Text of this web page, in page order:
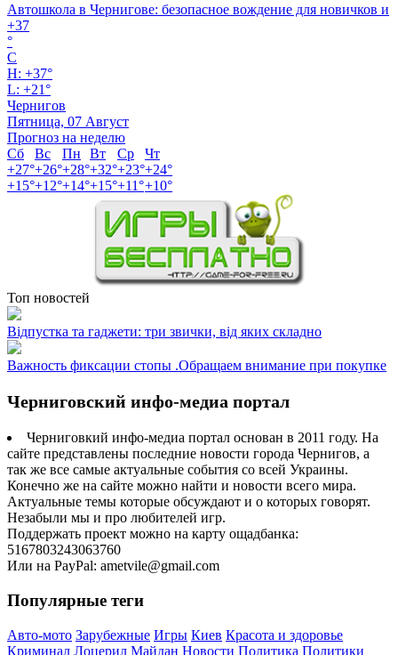
Автошкола в Чернигове: безопасное вождение для новичков и
+37
°
C
H: +37°
L: +21°
Чернигов
Пятница, 07 Август
Прогноз на неделю
Сб
Вс Пн Вт Ср
Чт
+27°+26°+28°+32°+23°+24°
+15°+12°+14°+15°+11°+10°
Топ новостей
Відпустка та гаджети: три звички, від яких складно
Важность фиксации стопы .Обращаем внимание при покупке
Черниговский инфо-медиа портал
Черниговкий инфо-медиа портал основан в 2011 году. На
сайте представлены последние новости города Чернигов, а
так же все самые актуальные события со всей Украины.
Конечно же на сайте можно найти и новости всего мира.
Актуальные темы которые обсуждают и о которых говорят.
Незабыли мы и про любителей игр.
Поддержать проект можно на карту ощадбанка:
5167803243063760
Или на PayPal: ametvile@gmail.com
Популярные теги
Авто-мото Зарубежные Игры Киев Красота и здоровье
Криминал Лоцерил Майдан Новости Политика Политики